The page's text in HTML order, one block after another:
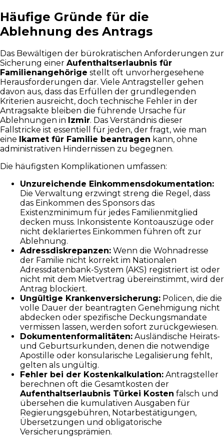
Häufige Gründe für die
Ablehnung des Antrags
Das Bewältigen der bürokratischen Anforderungen zur
Sicherung einer Aufenthaltserlaubnis für
Familienangehörige stellt oft unvorhergesehene
Herausforderungen dar. Viele Antragsteller gehen
davon aus, dass das Erfüllen der grundlegenden
Kriterien ausreicht, doch technische Fehler in der
Antragsakte bleiben die führende Ursache für
Ablehnungen in Izmir. Das Verständnis dieser
Fallstricke ist essentiell für jeden, der fragt, wie man
eine Ikamet für Familie beantragen kann, ohne
administrativen Hindernissen zu begegnen.
Die häufigsten Komplikationen umfassen:
Unzureichende Einkommensdokumentation:
Die Verwaltung erzwingt streng die Regel, dass
das Einkommen des Sponsors das
Existenzminimum für jedes Familienmitglied
decken muss. Inkonsistente Kontoauszüge oder
nicht deklariertes Einkommen führen oft zur
Ablehnung.
Adressdiskrepanzen: Wenn die Wohnadresse
der Familie nicht korrekt im Nationalen
Adressdatenbank-System (AKS) registriert ist oder
nicht mit dem Mietvertrag übereinstimmt, wird der
Antrag blockiert.
Ungültige Krankenversicherung: Policen, die die
volle Dauer der beantragten Genehmigung nicht
abdecken oder spezifische Deckungsmandate
vermissen lassen, werden sofort zurückgewiesen.
Dokumentenformalitäten: Ausländische Heirats-
und Geburtsurkunden, denen die notwendige
Apostille oder konsularische Legalisierung fehlt,
gelten als ungültig.
Fehler bei der Kostenkalkulation: Antragsteller
berechnen oft die Gesamtkosten der
Aufenthaltserlaubnis Türkei Kosten falsch und
übersehen die kumulativen Ausgaben für
Regierungsgebühren, Notarbestätigungen,
Übersetzungen und obligatorische
Versicherungsprämien.